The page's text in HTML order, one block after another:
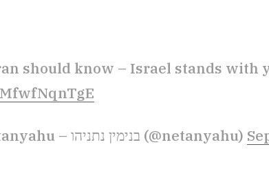
should know – Israel stands with
— Benjamin Netanyahu – בנימין נתניהו (@netanyahu)